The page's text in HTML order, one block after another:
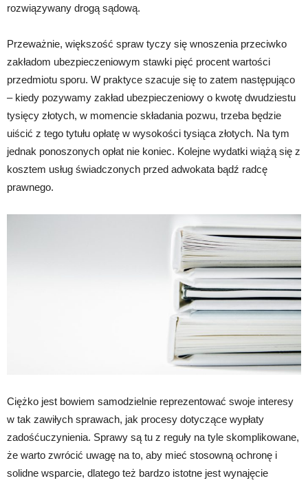
rozwiązywany drogą sądową.
Przeważnie, większość spraw tyczy się wnoszenia przeciwko
zakładom ubezpieczeniowym stawki pięć procent wartości
przedmiotu sporu. W praktyce szacuje się to zatem następująco
– kiedy pozywamy zakład ubezpieczeniowy o kwotę dwudziestu
tysięcy złotych, w momencie składania pozwu, trzeba będzie
uiścić z tego tytułu opłatę w wysokości tysiąca złotych. Na tym
jednak ponoszonych opłat nie koniec. Kolejne wydatki wiążą się z
kosztem usług świadczonych przed adwokata bądź radcę
prawnego.
Ciężko jest bowiem samodzielnie reprezentować swoje interesy
w tak zawiłych sprawach, jak procesy dotyczące wypłaty
zadośćuczynienia. Sprawy są tu z reguły na tyle skomplikowane,
że warto zwrócić uwagę na to, aby mieć stosowną ochronę i
solidne wsparcie, dlatego też bardzo istotne jest wynajęcie